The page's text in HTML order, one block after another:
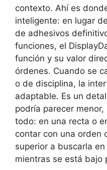
contexto. Ahí es
inteligente: en lugar
de adhesivos
funciones, el
función y su valor
órdenes. Cuando se
o de disciplina, la
adaptable. Es un
podría parecer
todo: en una recta o
contar con una orden
superior a buscarla
mientras se está bajo